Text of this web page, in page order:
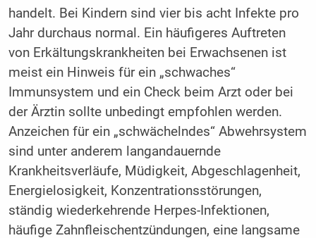
handelt. Bei Kindern sind vier bis acht Infekte pro
Jahr durchaus normal. Ein häufigeres Auftreten
von Erkältungskrankheiten bei Erwachsenen ist
meist ein Hinweis für ein „schwaches“
Immunsystem und ein Check beim Arzt oder bei
der Ärztin sollte unbedingt empfohlen werden.
Anzeichen für ein „schwächelndes“ Abwehrsystem
sind unter anderem langandauernde
Krankheitsverläufe, Müdigkeit, Abgeschlagenheit,
Energielosigkeit, Konzentrationsstörungen,
ständig wiederkehrende Herpes-Infektionen,
häufige Zahnfleischentzündungen, eine langsame